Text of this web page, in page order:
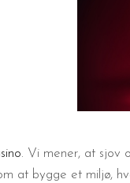
. Vi mener, at sjov
at bygge et miljø,